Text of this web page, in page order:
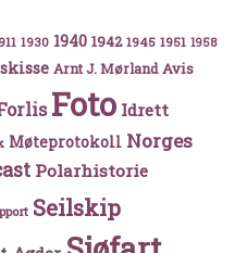
1930 1940 1942 1945 1951 1958
Arnt J. Mørland Avis
Foto Idrett
Møteprotokoll Norges
Polarhistorie
Seilskip